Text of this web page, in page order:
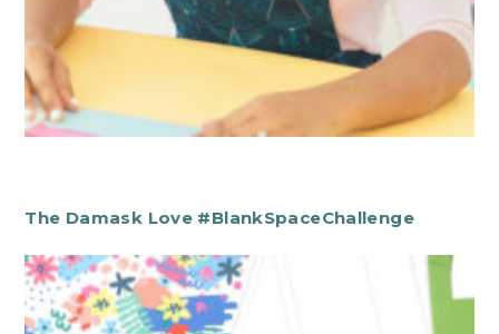
The Damask Love #BlankSpaceChallenge